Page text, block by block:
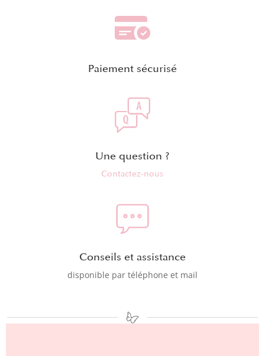
Paiement sécurisé
Une question ?
Contactez-nous
Conseils et assistance
disponible par téléphone et mail